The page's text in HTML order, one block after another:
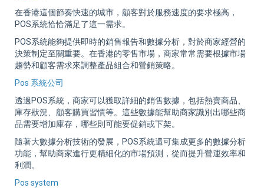
在香港這個節奏快速的城市，顧客對於服務速度的要求極高，
POS系統恰恰滿足了這一需求。
POS系統能夠提供即時的銷售報告和數據分析，對於商家經營的
決策制定至關重要。在香港的零售市場，商家常常需要根據市場
趨勢和顧客需求來調整產品組合和營銷策略。
Pos 系統公司
透過POS系統，商家可以獲取詳細的銷售數據，包括熱賣商品、
庫存狀況、顧客購買習慣等。這些數據能幫助商家識別出哪些商
品需要增加庫存，哪些則可能要促銷或下架。
隨著大數據分析技術的發展，POS系統還可集成更多的數據分析
功能，幫助商家進行更精細化的市場預測，從而提升營運效率和
利潤。
Pos system